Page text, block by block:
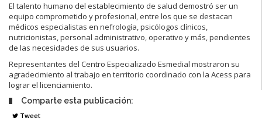
El talento humano del establecimiento de salud demostró ser un
equipo comprometido y profesional, entre los que se destacan
médicos especialistas en nefrología, psicólogos clínicos,
nutricionistas, personal administrativo, operativo y más, pendientes
de las necesidades de sus usuarios.
Representantes del Centro Especializado Esmedial mostraron su
agradecimiento al trabajo en territorio coordinado con la Acess para
lograr el licenciamiento.
Comparte esta publicación:
Tweet